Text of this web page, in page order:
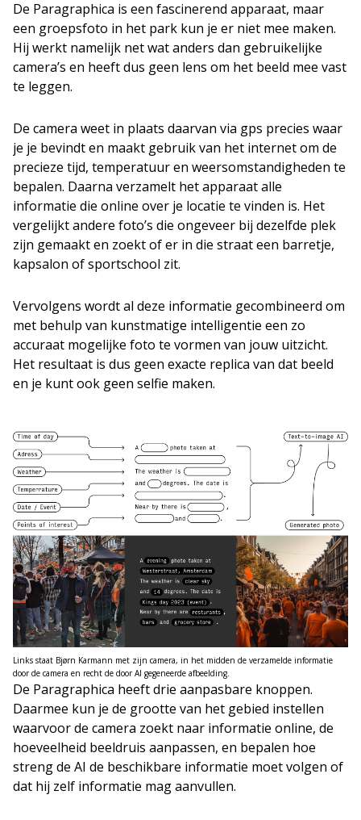
De Paragraphica is een fascinerend apparaat, maar
een groepsfoto in het park kun je er niet mee maken.
Hij werkt namelijk net wat anders dan gebruikelijke
camera’s en heeft dus geen lens om het beeld mee vast
te leggen.
De camera weet in plaats daarvan via gps precies waar
je je bevindt en maakt gebruik van het internet om de
precieze tijd, temperatuur en weersomstandigheden te
bepalen. Daarna verzamelt het apparaat alle
informatie die online over je locatie te vinden is. Het
vergelijkt andere foto’s die ongeveer bij dezelfde plek
zijn gemaakt en zoekt of er in die straat een barretje,
kapsalon of sportschool zit.
Vervolgens wordt al deze informatie gecombineerd om
met behulp van kunstmatige intelligentie een zo
accuraat mogelijke foto te vormen van jouw uitzicht.
Het resultaat is dus geen exacte replica van dat beeld
en je kunt ook geen selfie maken.
Links staat Bjørn Karmann met zijn camera, in het midden de verzamelde informatie
door de camera en recht de door AI gegeneerde afbeelding.
De Paragraphica heeft drie aanpasbare knoppen.
Daarmee kun je de grootte van het gebied instellen
waarvoor de camera zoekt naar informatie online, de
hoeveelheid beeldruis aanpassen, en bepalen hoe
streng de AI de beschikbare informatie moet volgen of
dat hij zelf informatie mag aanvullen.